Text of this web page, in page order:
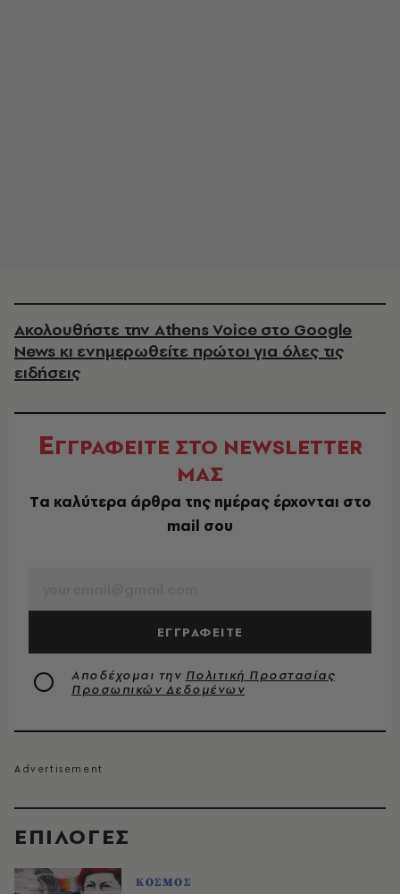
EΠΙΛΟΓΈΣ
ΚΟΣΜΟΣ
Ακολουθήστε την Athens Voice στο Google
News κι ενημερωθείτε πρώτοι για όλες τις
ειδήσεις
ΕΓΓΡΑΦΕΙΤΕ ΣΤΟ NEWSLETTER
ΜΑΣ
Tα καλύτερα άρθρα της ημέρας έρχονται στο
mail σου
ΕΓΓΡΑΦΕΙΤΕ
Αποδέχομαι την Πολιτική Προστασίας
Προσωπικών Δεδομένων